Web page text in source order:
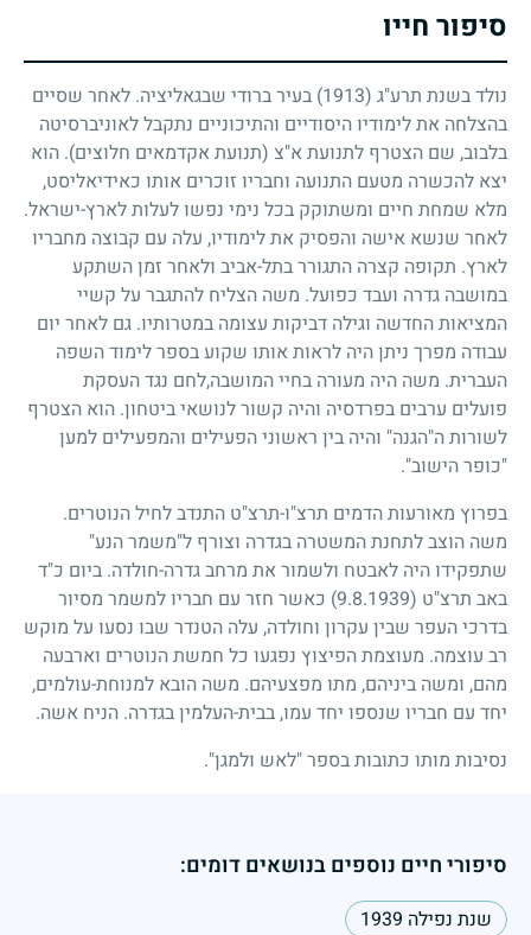
סיפור חייו
נולד בשנת תרע"ג (1913)
בעיר ברודי שבגאליציה. לאחר שסיים
בהצלחה את לימודיו היסודיים והתיכוניים נתקבל לאוניברסיטה
בלבוב, שם הצטרף לתנועת א"צ (תנועת אקדמאים חלוצים). הוא
יצא להכשרה מטעם התנועה וחבריו זוכרים אותו כאידיאליסט,
מלא שמחת חיים ומשתוקק בכל נימי נפשו לעלות לארץ-ישראל.
לאחר שנשא אישה והפסיק את לימודיו, עלה עם קבוצה מחבריו
לארץ. תקופה קצרה התגורר בתל-אביב ולאחר זמן השתקע
במושבה גדרה ועבד כפועל. משה הצליח להתגבר על קשיי
המציאות החדשה וגילה דביקות עצומה במטרותיו. גם לאחר יום
עבודה מפרך ניתן היה לראות אותו שקוע בספר לימוד השפה
העברית. משה היה מעורה בחיי המושבה,לחם נגד העסקת
פועלים ערבים בפרדסיה והיה קשור לנושאי ביטחון. הוא הצטרף
לשורות ה"הגנה" והיה בין ראשוני הפעילים והמפעילים למען
"כופר הישוב".
בפרוץ מאורעות הדמים תרצ"ו-תרצ"ט התנדב לחיל הנוטרים.
משה הוצב לתחנת המשטרה בגדרה וצורף ל"משמר הנע"
שתפקידו היה לאבטח ולשמור את מרחב גדרה-חולדה. ביום כ"ד
באב תרצ"ט (9.8.1939)
כאשר חזר עם חבריו למשמר מסיור
בדרכי העפר שבין עקרון וחולדה, עלה הטנדר שבו נסעו על מוקש
רב עוצמה. מעוצמת הפיצוץ נפגעו כל חמשת הנוטרים וארבעה
מהם, ומשה ביניהם, מתו מפצעיהם. משה הובא למנוחת-עולמים,
יחד עם חבריו שנספו יחד עמו, בבית-העלמין בגדרה. הניח אשה.
נסיבות מותו כתובות בספר "לאש ולמגן".
סיפורי חיים נוספים בנושאים דומים:
שנת נפילה 1939